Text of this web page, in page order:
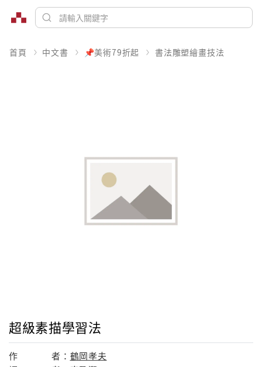
首頁 中文書 📌美術79折起 書法雕塑繪畫技法
超級素描學習法
作 者： 鶴岡孝夫